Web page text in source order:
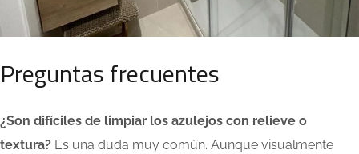
Preguntas frecuentes
¿Son difíciles de limpiar los azulejos con relieve o
textura? Es una duda muy común. Aunque visualmente